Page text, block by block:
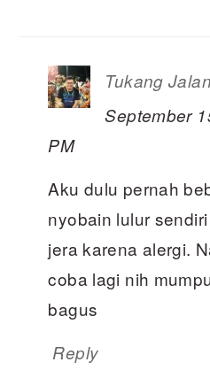
Tukang
September
PM
Aku dulu pernah
nyobain lulur
jera karena alergi.
coba lagi nih
bagus
Reply